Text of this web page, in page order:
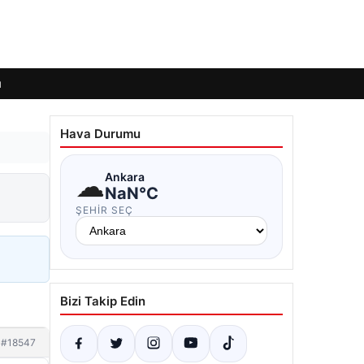
#18547
Hava Durumu
☁Ankara
NaN°C
ŞEHIR SEÇ
Bizi Takip Edin